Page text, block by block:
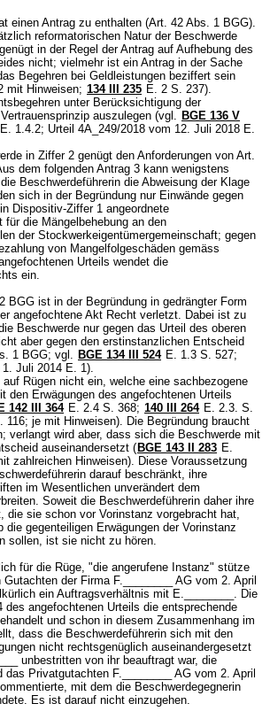
einen Antrag zu enthalten (Art. 42 Abs. 1 BGG).
reformatorischen Natur der Beschwerde
in der Regel der Antrag auf Aufhebung des
nicht; vielmehr ist ein Antrag in der Sache
Begehren bei Geldleistungen beziffert sein
mit Hinweisen; 134 III 235 E. 2 S. 237).
unter Berücksichtigung der
auszulegen (vgl. BGE 136 V
E. 1.4.2; Urteil 4A_249/2018 vom 12. Juli 2018 E.
in Ziffer 2 genügt den Anforderungen von Art.
dem folgenden Antrag 3 kann wenigstens
Beschwerdeführerin die Abweisung der Klage
sich in der Begründung nur Einwände gegen
Dispositiv-Ziffer 1 angeordnete
die Mängelbehebung an den
der Stockwerkeigentümergemeinschaft; gegen
von Mangelfolgeschäden gemäss
Urteils wendet die
ein.
BGG ist in der Begründung in gedrängter Form
angefochtene Akt Recht verletzt. Dabei ist zu
Beschwerde nur gegen das Urteil des oberen
aber gegen den erstinstanzlichen Entscheid
1 BGG; vgl. BGE 134 III 524 E. 1.3 S. 527;
1. Juli 2014 E. 1).
Rügen nicht ein, welche eine sachbezogene
den Erwägungen des angefochtenen Urteils
142 III 364 E. 2.4 S. 368; 140 III 264 E. 2.3. S.
116; je mit Hinweisen). Die Begründung braucht
verlangt wird aber, dass sich die Beschwerde mit
auseinandersetzt ( BGE 143 II 283 E.
zahlreichen Hinweisen). Diese Voraussetzung
darauf beschränkt, ihre
im Wesentlichen unverändert dem
Soweit die Beschwerdeführerin daher ihre
die sie schon vor Vorinstanz vorgebracht hat,
die gegenteiligen Erwägungen der Vorinstanz
sollen, ist sie nicht zu hören.
für die Rüge, "die angerufene Instanz" stütze
der Firma F.________ AG vom 2. April
ein Auftragsverhältnis mit E.________. Die
des angefochtenen Urteils die entsprechende
und schon in diesem Zusammenhang im
dass die Beschwerdeführerin sich mit den
nicht rechtsgenüglich auseinandergesetzt
unbestritten von ihr beauftragt war, die
das Privatgutachten F.________ AG vom 2. April
mit dem die Beschwerdegegnerin
Es ist darauf nicht einzugehen.